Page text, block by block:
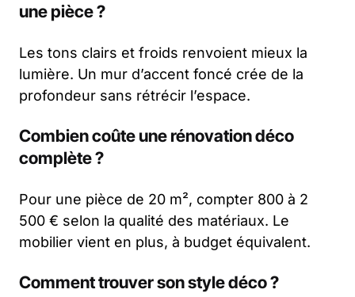
une pièce ?
Les tons clairs et froids renvoient mieux la
lumière. Un mur d’accent foncé crée de la
profondeur sans rétrécir l’espace.
Combien coûte une rénovation déco
complète ?
Pour une pièce de 20 m², compter 800 à 2
500 € selon la qualité des matériaux. Le
mobilier vient en plus, à budget équivalent.
Comment trouver son style déco ?